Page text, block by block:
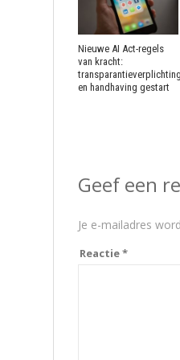
Nieuwe AI Act-regels
van kracht:
en handhaving gestart
Geef een
Je e-mailadres
Reactie*